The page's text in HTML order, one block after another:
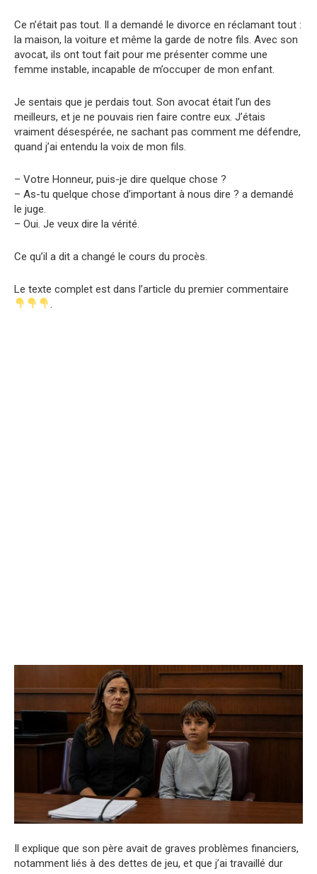
Ce n’était pas tout. Il a demandé le divorce en réclamant tout :
la maison, la voiture et même la garde de notre fils. Avec son
avocat, ils ont tout fait pour me présenter comme une
femme instable, incapable de m’occuper de mon enfant.
Je sentais que je perdais tout. Son avocat était l’un des
meilleurs, et je ne pouvais rien faire contre eux. J’étais
vraiment désespérée, ne sachant pas comment me défendre,
quand j’ai entendu la voix de mon fils.
– Votre Honneur, puis-je dire quelque chose ?
– As-tu quelque chose d’important à nous dire ? a demandé
le juge.
– Oui. Je veux dire la vérité.
Ce qu’il a dit a changé le cours du procès.
Le texte complet est dans l’article du premier commentaire
.
Il explique que son père avait de graves problèmes financiers,
notamment liés à des dettes de jeu, et que j’ai travaillé dur